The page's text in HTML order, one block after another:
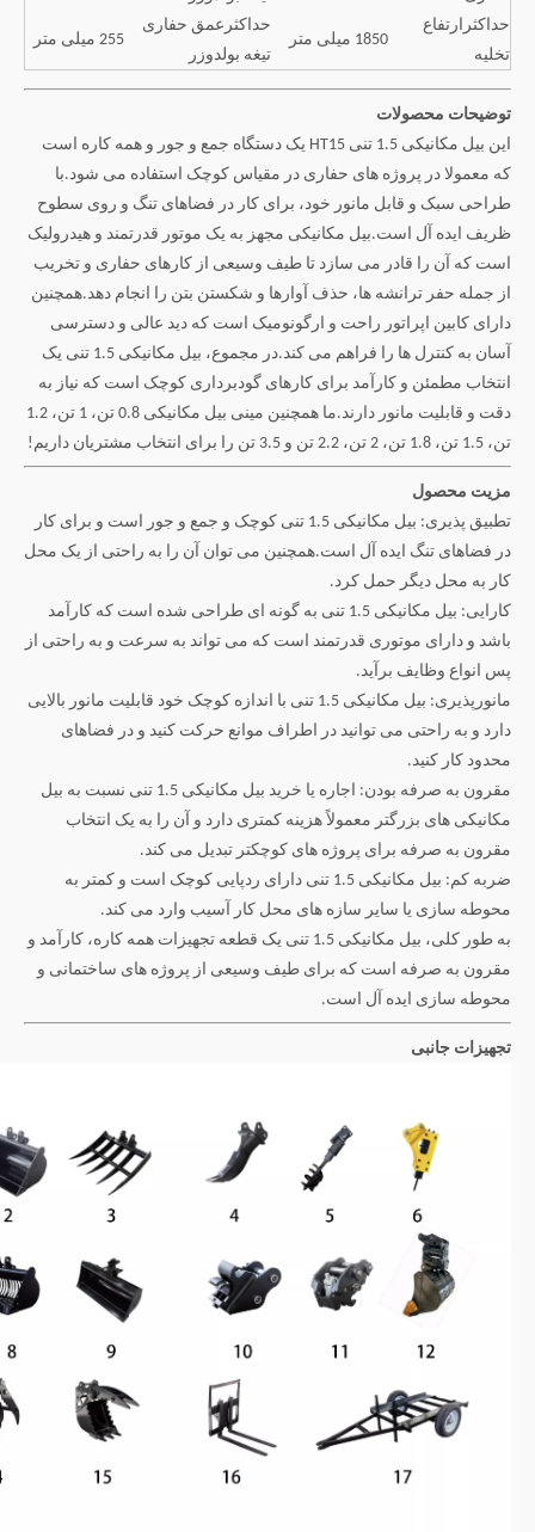
حداکثرارتفاع
تخلیه
1850 میلی متر
حداکثرعمق حفاری
تیغه بولدوزر
255 میلی متر
توضیحات محصولات
این بیل مکانیکی 1.5 تنی HT15 یک دستگاه جمع و جور و همه کاره است
که معمولا در پروژه های حفاری در مقیاس کوچک استفاده می شود.با
طراحی سبک و قابل مانور خود، برای کار در فضاهای تنگ و روی سطوح
ظریف ایده آل است.بیل مکانیکی مجهز به یک موتور قدرتمند و هیدرولیک
است که آن را قادر می سازد تا طیف وسیعی از کارهای حفاری و تخریب
از جمله حفر ترانشه ها، حذف آوارها و شکستن بتن را انجام دهد.همچنین
دارای کابین اپراتور راحت و ارگونومیک است که دید عالی و دسترسی
آسان به کنترل ها را فراهم می کند.در مجموع، بیل مکانیکی 1.5 تنی یک
انتخاب مطمئن و کارآمد برای کارهای گودبرداری کوچک است که نیاز به
دقت و قابلیت مانور دارند.ما همچنین مینی بیل مکانیکی 0.8 تن، 1 تن، 1.2
تن، 1.5 تن، 1.8 تن، 2 تن، 2.2 تن و 3.5 تن را برای انتخاب مشتریان داریم!
مزیت محصول
تطبیق پذیری: بیل مکانیکی 1.5 تنی کوچک و جمع و جور است و برای کار
در فضاهای تنگ ایده آل است.همچنین می توان آن را به راحتی از یک محل
کار به محل دیگر حمل کرد.
کارایی: بیل مکانیکی 1.5 تنی به گونه ای طراحی شده است که کارآمد
باشد و دارای موتوری قدرتمند است که می تواند به سرعت و به راحتی از
پس انواع وظایف برآید.
مانورپذیری: بیل مکانیکی 1.5 تنی با اندازه کوچک خود قابلیت مانور بالایی
دارد و به راحتی می توانید در اطراف موانع حرکت کنید و در فضاهای
محدود کار کنید.
مقرون به صرفه بودن: اجاره یا خرید بیل مکانیکی 1.5 تنی نسبت به بیل
مکانیکی های بزرگتر معمولاً هزینه کمتری دارد و آن را به یک انتخاب
مقرون به صرفه برای پروژه های کوچکتر تبدیل می کند.
ضربه کم: بیل مکانیکی 1.5 تنی دارای ردپایی کوچک است و کمتر به
محوطه سازی یا سایر سازه های محل کار آسیب وارد می کند.
به طور کلی، بیل مکانیکی 1.5 تنی یک قطعه تجهیزات همه کاره، کارآمد و
مقرون به صرفه است که برای طیف وسیعی از پروژه های ساختمانی و
محوطه سازی ایده آل است.
تجهیزات جانبی